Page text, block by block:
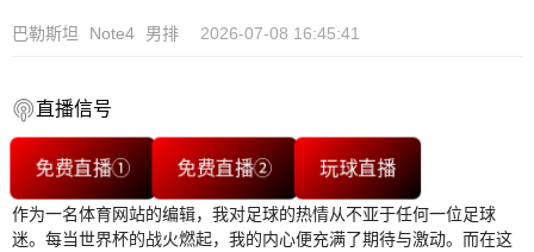
巴勒斯坦 Note4 男排 2026-07-08 16:45:41
直播信号
免费直播① 免费直播② 玩球直播
作为一名体育网站的编辑，我对足球的热情从不亚于任何一位足球
迷。每当世界杯的战火燃起，我的内心便充满了期待与激动。而在这